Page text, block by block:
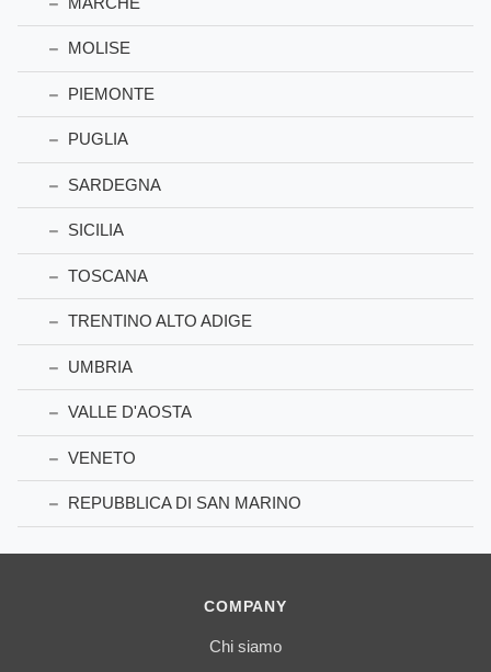
MOLISE
PIEMONTE
PUGLIA
SARDEGNA
SICILIA
TOSCANA
TRENTINO ALTO ADIGE
UMBRIA
VALLE D'AOSTA
VENETO
REPUBBLICA DI SAN MARINO
COMPANY
Chi siamo